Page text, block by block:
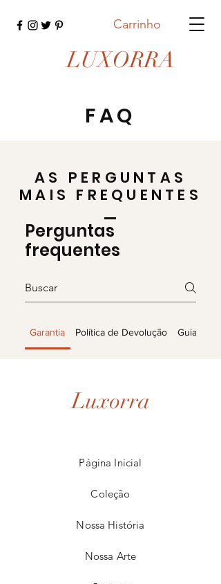
Carrinho
LUXORRA
FAQ
AS PERGUNTAS
MAIS FREQUENTES
Perguntas
frequentes
Garantia Política de Devolução Guia de
produtos. Caso encontre algum
Luxorra
Página Inicial
Coleção
Nossa História
Nossa Arte